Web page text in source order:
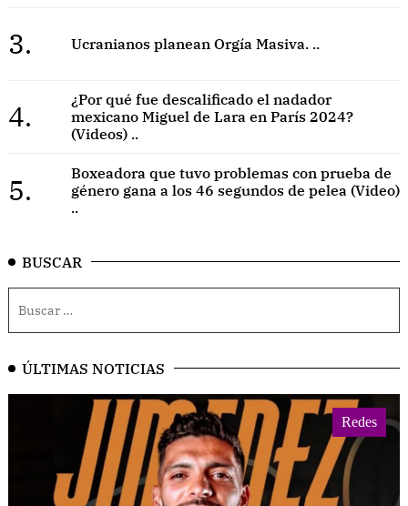
3. Ucranianos planean Orgía Masiva. ..
4.
¿Por qué fue descalificado el nadador
mexicano Miguel de Lara en París 2024?
(Videos) ..
5.
Boxeadora que tuvo problemas con prueba de
género gana a los 46 segundos de pelea (Video)
..
BUSCAR
ÚLTIMAS NOTICIAS
Redes